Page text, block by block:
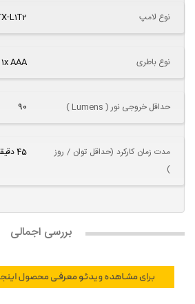
نوع لامپ L1T2
نوع باطری 1x AAA
حداقل خروجی نور ( Lumens ) 90
مدت زمان کارکرد (حداقل توان / روز
)
45 دقیقه
بررسی اجمالی